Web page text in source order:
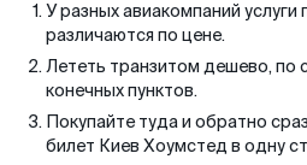
У разных авиакомпаний услуги
различаются по цене.
Лететь транзитом дешево, по
конечных пунктов.
Покупайте туда и обратно
билет Киев Хоумстед в одну